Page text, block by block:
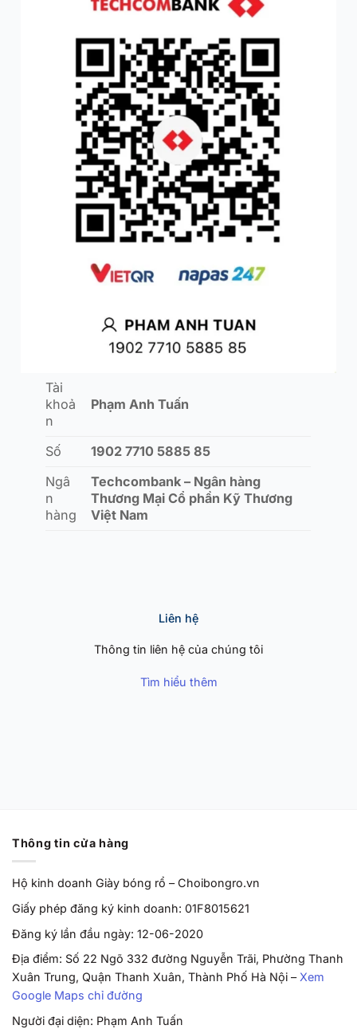
Tài
khoả
n
Phạm Anh Tuấn
Số
1902 7710 5885 85
Ngâ
n
hàng
Techcombank – Ngân hàng
Thương Mại Cổ phần Kỹ Thương
Việt Nam
Liên hệ
Thông tin liên hệ của chúng tôi
Tìm hiểu thêm
Thông tin cửa hàng
Hộ kinh doanh Giày bóng rổ – Choibongro.vn
Giấy phép đăng ký kinh doanh: 01F8015621
Đăng ký lần đầu ngày: 12-06-2020
Địa điểm: Số 22 Ngõ 332 đường Nguyễn Trãi, Phường Thanh
Xuân Trung, Quận Thanh Xuân, Thành Phố Hà Nội – Xem
Google Maps chỉ đường
Người đại diện: Phạm Anh Tuấn